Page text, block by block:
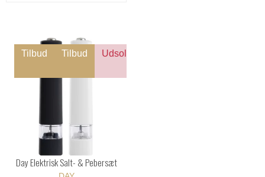
Tilbud Tilbud Udsolgt
Day Elektrisk Salt- & Pebersæt